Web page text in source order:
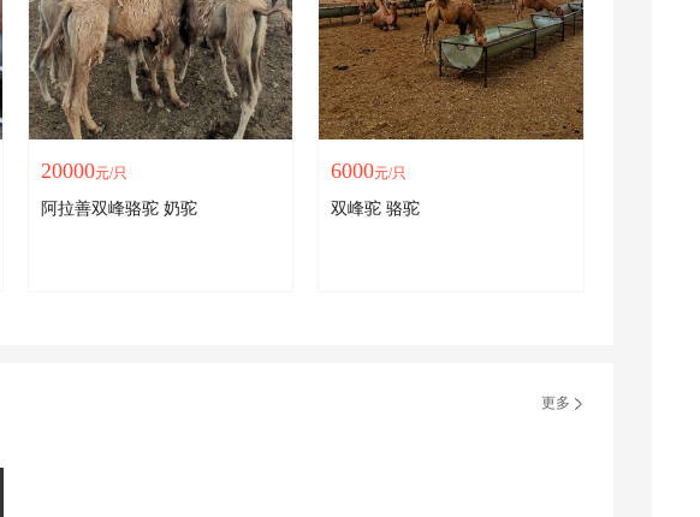
20000元/只
阿拉善双峰骆驼 奶驼
6000元/只
双峰驼 骆驼
更多